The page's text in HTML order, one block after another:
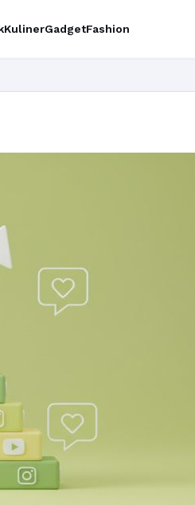
KulinerGadgetFashion